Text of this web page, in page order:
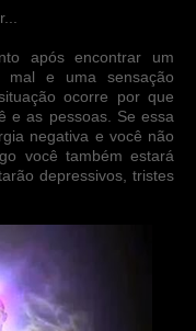
após encontrar um
mal e uma sensação
ocorre por que
e as pessoas. Se essa
negativa e você não
você também estará
depressivos, tristes